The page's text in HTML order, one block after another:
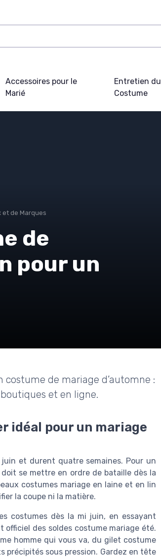
Accessoires pour le
Marié
Entretien du
Costume
et de Marques
de
pour un
costume de mariage d’automne :
et en ligne.
idéal pour un mariage
et durent quatre semaines. Pour un
doit se mettre en ordre de bataille dès la
costumes mariage en laine et en lin
la coupe ni la matière.
costumes dès la mi juin, en essayant
des soldes costume mariage été.
homme qui vous va, du gilet costume
précipités sous pression. Gardez en tête